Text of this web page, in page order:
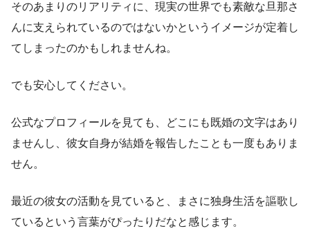
そのあまりのリアリティに、現実の世界でも素敵な旦那さ
んに支えられているのではないかというイメージが定着し
てしまったのかもしれませんね。
でも安心してください。
公式なプロフィールを見ても、どこにも既婚の文字はあり
ませんし、彼女自身が結婚を報告したことも一度もありま
せん。
最近の彼女の活動を見ていると、まさに独身生活を謳歌し
ているという言葉がぴったりだなと感じます。